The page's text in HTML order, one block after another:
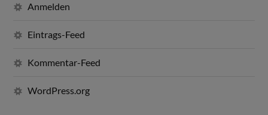
Anmelden
Eintrags-Feed
Kommentar-Feed
WordPress.org